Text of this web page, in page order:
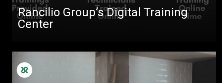
Rancilio Group’s Digital Training
Center